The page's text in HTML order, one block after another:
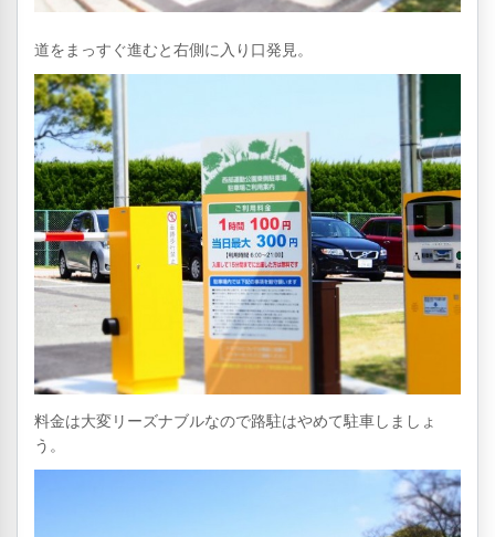
道をまっすぐ進むと右側に入り口発見。
料金は大変リーズナブルなので路駐はやめて駐車しましょ
う。